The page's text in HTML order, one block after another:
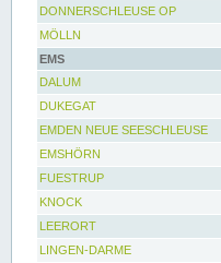
DONNERSCHLEUSE OP
MÖLLN
EMS
DALUM
DUKEGAT
EMDEN NEUE SEESCHLEUSE
EMSHÖRN
FUESTRUP
KNOCK
LEERORT
LINGEN-DARME